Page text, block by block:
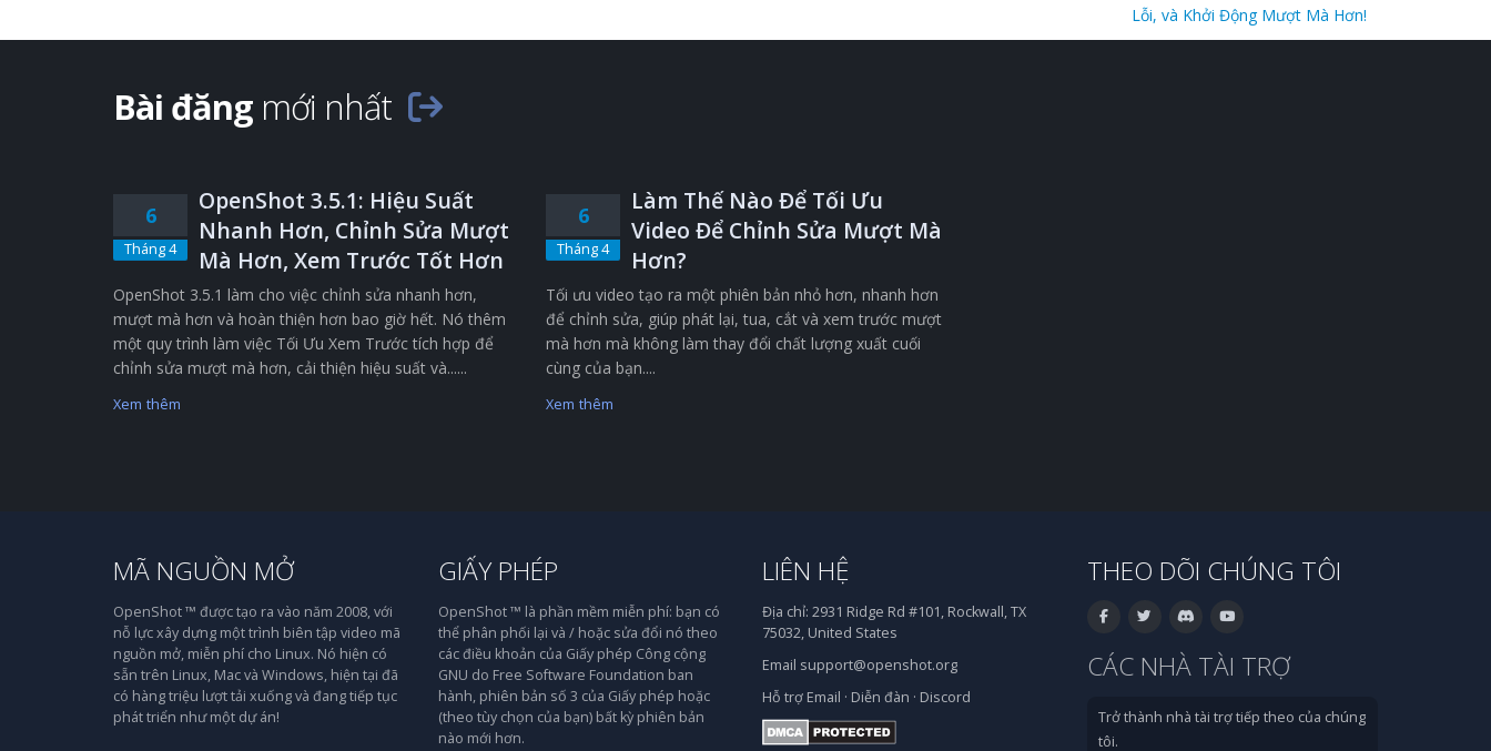
Lỗi, và Khởi Động Mượt Mà Hơn!
Bài đăng mới nhất
6
Tháng 4
OpenShot 3.5.1: Hiệu Suất
Nhanh Hơn, Chỉnh Sửa Mượt
Mà Hơn, Xem Trước Tốt Hơn
OpenShot 3.5.1 làm cho việc chỉnh sửa nhanh hơn,
mượt mà hơn và hoàn thiện hơn bao giờ hết. Nó thêm
một quy trình làm việc Tối Ưu Xem Trước tích hợp để
chỉnh sửa mượt mà hơn, cải thiện hiệu suất và......
Xem thêm
6
Tháng 4
Làm Thế Nào Để Tối Ưu
Video Để Chỉnh Sửa Mượt Mà
Hơn?
Tối ưu video tạo ra một phiên bản nhỏ hơn, nhanh hơn
để chỉnh sửa, giúp phát lại, tua, cắt và xem trước mượt
mà hơn mà không làm thay đổi chất lượng xuất cuối
cùng của bạn....
Xem thêm
MÃ NGUỒN MỞ
OpenShot ™ được tạo ra vào năm 2008, với
nỗ lực xây dựng một trình biên tập video mã
nguồn mở, miễn phí cho Linux. Nó hiện có
sẵn trên Linux, Mac và Windows, hiện tại đã
có hàng triệu lượt tải xuống và đang tiếp tục
phát triển như một dự án!
GIẤY PHÉP
OpenShot ™ là phần mềm miễn phí: bạn có
thể phân phối lại và / hoặc sửa đổi nó theo
các điều khoản của Giấy phép Công cộng
GNU do Free Software Foundation ban
hành, phiên bản số 3 của Giấy phép hoặc
(theo tùy chọn của bạn) bất kỳ phiên bản
nào mới hơn.
LIÊN HỆ
Địa chỉ: 2931 Ridge Rd #101, Rockwall, TX
75032, United States
Email support@openshot.org
Hỗ trợ Email · Diễn đàn · Discord
THEO DÕI CHÚNG TÔI
CÁC NHÀ TÀI TRỢ
Trở thành nhà tài trợ tiếp theo của chúng
tôi.